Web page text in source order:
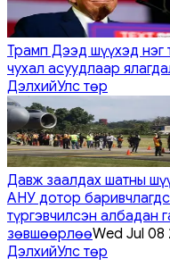
Трамп Дээд шүүхэд нэг
чухал асуудлаар
ДэлхийУлс төр
Давж заалдах шатны
АНУ дотор
түргэвчилсэн албадан
зөвшөөрлөөWed Jul 08
ДэлхийУлс төр